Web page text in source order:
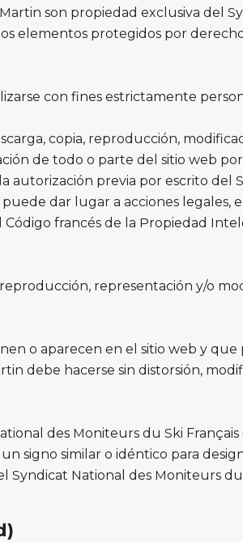
son propiedad exclusiva del
elementos protegidos por
con fines estrictamente
copia, reproducción,
de todo o parte del sitio web
previa por escrito del
dar lugar a acciones legales,
francés de la Propiedad
representación y/o
o aparecen en el sitio web y
debe hacerse sin distorsión,
des Moniteurs du Ski
signo similar o idéntico para
Syndicat National des Moniteurs du